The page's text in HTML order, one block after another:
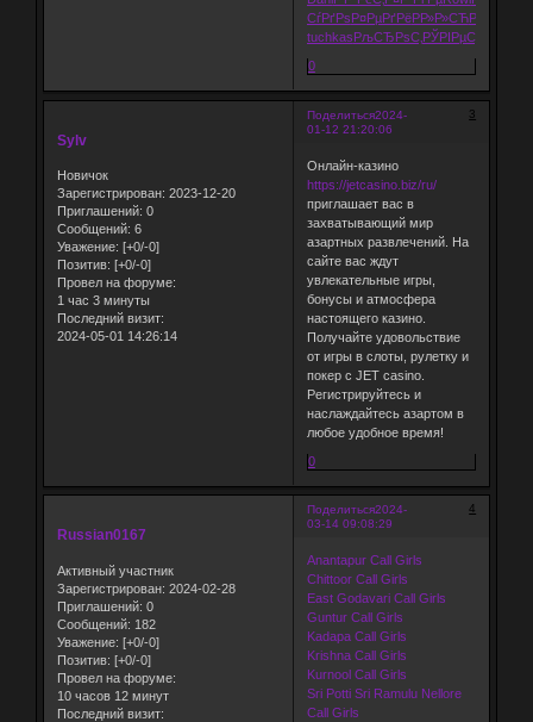
СѓРґРѕР¤РµРґРёРР»Р»СЋР°РІС‚Рѕ
tuchkasРљСЂРѕС‚ РЎРІРµС‚
0
Поделиться 3
2024-
01-12 21:20:06
Sylv
Новичок
Зарегистрирован: 2023-12-20
Приглашений: 0
Сообщений: 6
Уважение: [+0/-0]
Позитив: [+0/-0]
Провел на форуме:
1 час 3 минуты
Последний визит:
2024-05-01 14:26:14
Онлайн-казино
https://jetcasino.biz/ru/
приглашает вас в
захватывающий мир
азартных развлечений. На
сайте вас ждут
увлекательные игры,
бонусы и атмосфера
настоящего казино.
Получайте удовольствие
от игры в слоты, рулетку и
покер с JET casino.
Регистрируйтесь и
наслаждайтесь азартом в
любое удобное время!
0
Поделиться 4
2024-
03-14 09:08:29
Russian0167
Активный участник
Зарегистрирован: 2024-02-28
Приглашений: 0
Сообщений: 182
Уважение: [+0/-0]
Позитив: [+0/-0]
Провел на форуме:
10 часов 12 минут
Последний визит:
Anantapur Call Girls
Chittoor Call Girls
East Godavari Call Girls
Guntur Call Girls
Kadapa Call Girls
Krishna Call Girls
Kurnool Call Girls
Sri Potti Sri Ramulu Nellore
Call Girls